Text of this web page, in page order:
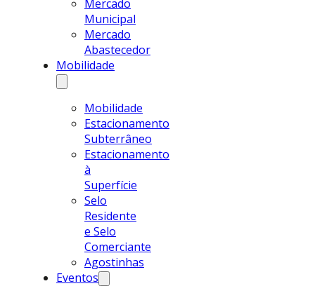
Mercado
Municipal
Mercado
Abastecedor
Mobilidade
Mobilidade
Estacionamento
Subterrâneo
Estacionamento
à
Superfície
Selo
Residente
e Selo
Comerciante
Agostinhas
Eventos